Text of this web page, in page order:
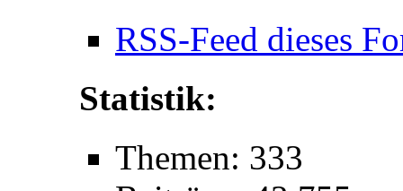
RSS-Feed dieses
Statistik:
Themen: 333